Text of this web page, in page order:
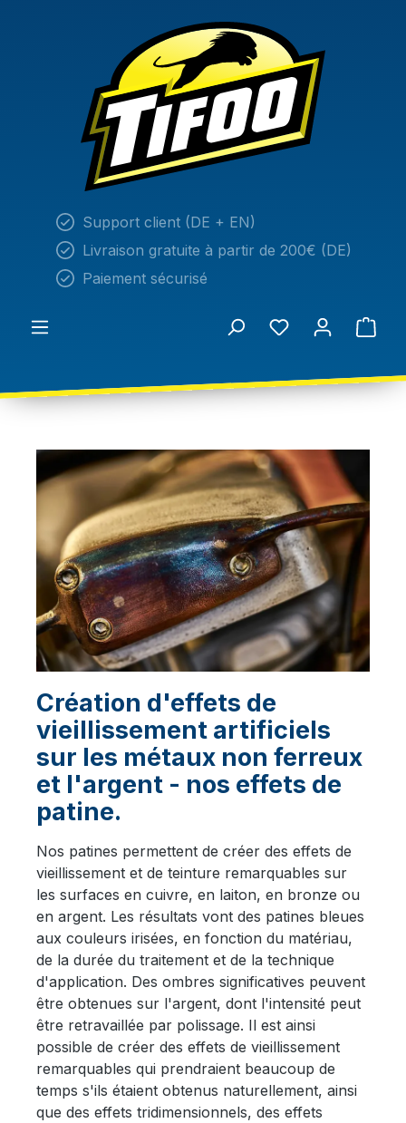
Support client (DE + EN)
Livraison gratuite à partir de 200€ (DE)
Paiement sécurisé
Création d'effets de
vieillissement artificiels
sur les métaux non ferreux
et l'argent - nos effets de
patine.
Nos patines permettent de créer des effets de
vieillissement et de teinture remarquables sur
les surfaces en cuivre, en laiton, en bronze ou
en argent. Les résultats vont des patines bleues
aux couleurs irisées, en fonction du matériau,
de la durée du traitement et de la technique
d'application. Des ombres significatives peuvent
être obtenues sur l'argent, dont l'intensité peut
être retravaillée par polissage. Il est ainsi
possible de créer des effets de vieillissement
remarquables qui prendraient beaucoup de
temps s'ils étaient obtenus naturellement, ainsi
que des effets tridimensionnels, des effets